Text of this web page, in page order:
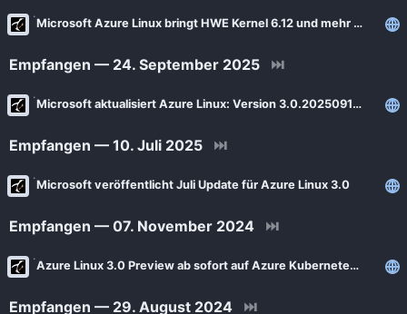
Do-FOSS
Got tty
ITrig
Koflers Blog
Linux Guides
Soeren-Hentzschel.at
VNotes
GNU/Linux.ch
Heise Open Source
Linux-Magazin
LinuxCommunity
MichlFranken
OSB Alliance
Pro-Linux News
Microsoft Azure Linux bringt HWE Kernel 6.12 und mehr Performance
Empfangen — 24. September 2025 ⏭
Microsoft aktualisiert Azure Linux: Version 3.0.20250910 bringt Kernel 6.12 LTS
Empfangen — 10. Juli 2025 ⏭
Microsoft veröffentlicht Juli Update für Azure Linux 3.0
Empfangen — 07. November 2024 ⏭
Azure Linux 3.0 Preview ab sofort auf Azure Kubernetes Service v1.31 verfügbar
Empfangen — 29. August 2024 ⏭